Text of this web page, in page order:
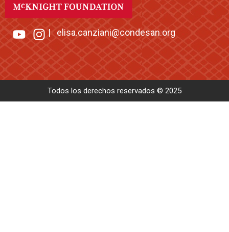
|elisa.canziani@condesan.org
Todos los derechos reservados © 2025